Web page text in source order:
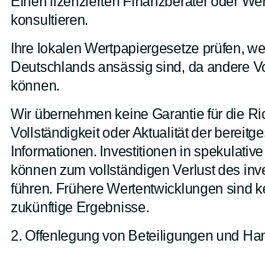
konsultieren.
Ihre lokalen Wertpapiergesetze prüfen,
Deutschlands ansässig sind, da andere
können.
Wir übernehmen keine Garantie für die
Vollständigkeit oder Aktualität der
Informationen. Investitionen in
können zum vollständigen Verlust des
führen. Frühere Wertentwicklungen sind
zukünftige Ergebnisse.
2. Offenlegung von Beteiligungen und